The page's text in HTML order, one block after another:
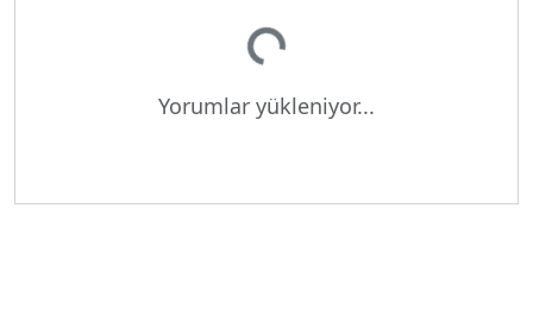
Yükleniyor...
Yorumlar yükleniyor...